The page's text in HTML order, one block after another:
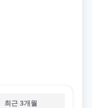
최근 3개월